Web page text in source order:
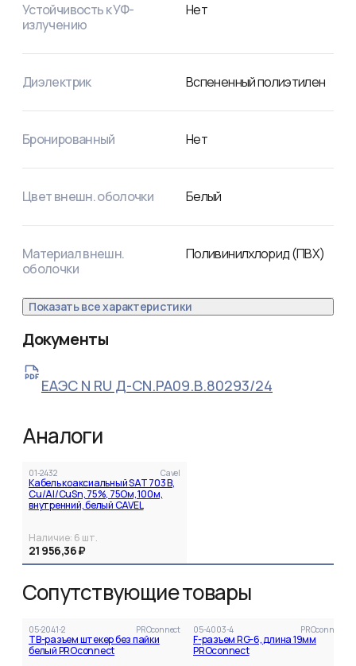
Устойчивость к УФ-
излучению
Нет
Диэлектрик Вспененный полиэтилен
Бронированный Нет
Цвет внешн. оболочки Белый
Материал внешн.
оболочки
Поливинилхлорид (ПВХ)
Показать все характеристики
Документы
ЕАЭС N RU Д-CN.РА09.В.80293/24
Аналоги
01-2432 Cavel
Кабель коаксиальный SAT 703 B,
Cu/Al/CuSn, 75%, 75Ом, 100м,
внутренний, белый CAVEL
Наличие: 6 шт.
21 956,36 ₽
Сопутствующие товары
05-2041-2 PROconnect
ТВ-разъем штекер без пайки
белый PROconnect
05-4003-4 PROconnect
F-разъем RG-6, длина 19мм
PROconnect